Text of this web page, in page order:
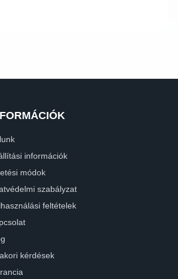
információk
módok
szabályzat
feltételek
kérdések